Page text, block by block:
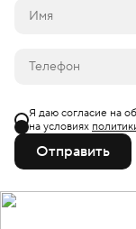
Я даю согласие на
на условиях
Отправить